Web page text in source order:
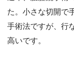
た。小さな切開で
手術法ですが、行
高いです。